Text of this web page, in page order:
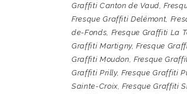
Graffiti Canton de Vaud ,
Fresque Graffiti Delémont
de-Fonds Fresque Graffiti La
Graffiti Martigny,Fresque
Graffiti Moudon ,Fresque
Graffiti Prilly,Fresque Graffiti
Sainte-Croix,Fresque Graffiti